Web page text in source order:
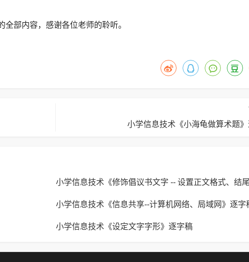
部内容，感谢各位老师的聆听。
小学信息技术《小海龟做算术题
小学信息技术《信息共享--计算机网络、局域网》逐字
小学信息技术《设定文字字形》逐字稿